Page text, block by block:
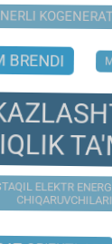
BRENDI
ELEKTR